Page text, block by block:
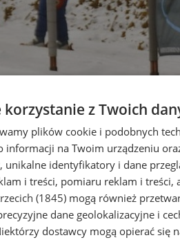
z Twoich
plików cookie i podobnych
informacji na Twoim urządzeniu
unikalne identyfikatory i dane
i treści, pomiaru reklam i treści,
(1845) mogą również
dane geolokalizacyjne i
dostawcy mogą opierać się